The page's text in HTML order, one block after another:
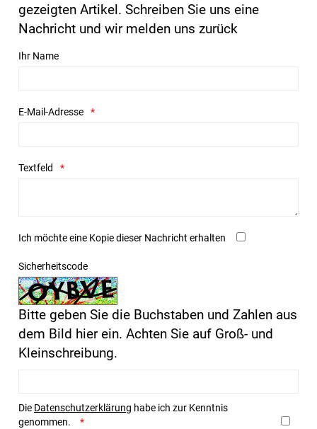
gezeigten Artikel. Schreiben Sie uns eine
Nachricht und wir melden uns zurück
Ihr Name
E-Mail-Adresse
Textfeld
Ich möchte eine Kopie dieser Nachricht erhalten
Sicherheitscode
Bitte geben Sie die Buchstaben und Zahlen aus
dem Bild hier ein. Achten Sie auf Groß- und
Kleinschreibung.
Die Datenschutzerklärung habe ich zur Kenntnis
genommen.